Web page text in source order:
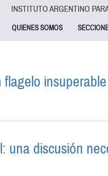
INSTITUTO ARGENTINO
QUIENES SOMOS
una discusión